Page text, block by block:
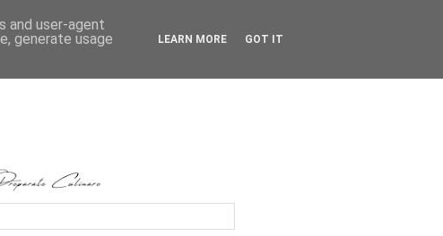
and user-agent
generate usage
LEARN MORE GOT IT